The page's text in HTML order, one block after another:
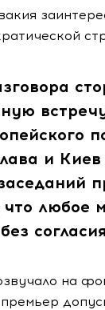
и
любое
на